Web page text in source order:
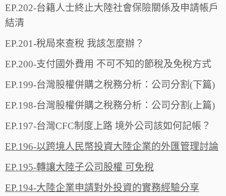
EP.202-台籍人士終止大陸社會保險關係及申請帳戶
結清
EP.201-稅局來查稅 我該怎麼辦？
EP.200-支付國外費用 不可不知的節稅及免稅方式
EP.199-台灣股權併購之稅務分析：公司分割(下篇)
EP.198-台灣股權併購之稅務分析：公司分割(上篇)
EP.197-台灣CFC制度上路 境外公司該如何記帳？
EP.196-以跨境人民幣投資大陸企業的外匯管理討論
EP.195-轉讓大陸子公司股權 可免稅
EP.194-大陸企業申請對外投資的實務經驗分享